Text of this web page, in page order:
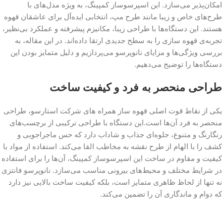
امکان‌پذیر می‌سازد. این اسپرسوساز کمپینگ، به ویژه مدل‌های با
طرح‌های خاص و زیبا مانند طرح مپ، انتخابی ایده‌آل برای عاشقان قهوه
هستند. این دستگاه‌ها با طراحی زیبا، مکانیزم پیشرفته و عملکرد بی‌نظیر،
تجربه‌ی قهوه سازی را به سطح جدیدی ارتقا داده‌اند. در این مقاله، به
بررسی ویژگی‌ها و مزایای نانوپرسو می‌پردازیم و دلیل متمایز بودن این
دستگاه‌ها را توضیح می‌دهیم.
طراحی منحصر به فرد و کیفیت ساخت
یکی از نقاط قوت اصلی قهوه ساز همراه های شرکت استارسو، طراحی
منحصر به فرد آن‌ها است.این دستگاه با طراحی ترکیبی از برچسب‌های
رنگارنگ و متنوع، جلوه‌ای جذاب و شاداب دارد که حس ماجراجویی و
کشف را با الهام از طرح نقشه به مخاطب القا می‌کند. استفاده از مواد با
کیفیت و مقاوم در ساخت این اسپرسوساز کمپینگ، آن‌ها را برای استفاده
در شرایط مختلف و محیط‌های بیرونی مناسب می‌سازد. نانوپرسو فانتزی
نه تنها از لحاظ ظاهری متمایز است، بلکه کیفیت ساخت بالایی نیز دارد
که دوام و ماندگاری آن را تضمین می‌کند.